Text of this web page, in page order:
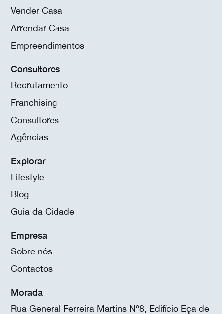
Vender Casa
Arrendar Casa
Empreendimentos
Consultores
Recrutamento
Franchising
Consultores
Agências
Explorar
Lifestyle
Blog
Guia da Cidade
Empresa
Sobre nós
Contactos
Morada
Rua General Ferreira Martins Nº8, Edifício Eça de